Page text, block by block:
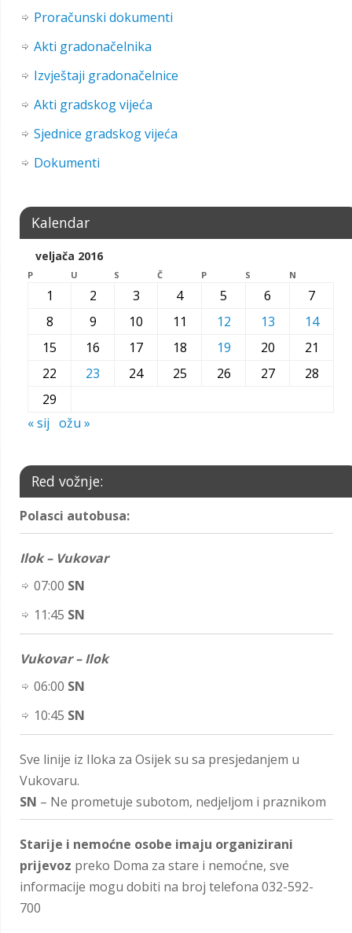
Proračunski dokumenti
Akti gradonačelnika
Izvještaji gradonačelnice
Akti gradskog vijeća
Sjednice gradskog vijeća
Dokumenti
Kalendar
veljača 2016
P U S Č P S N
1 2 3 4 5 6
7
8
9 10 11 12 13
14
15
16 17 18 19 20
21
22
23 24 25 26 27
28
29
« sij ožu »
Red vožnje:
Polasci autobusa:
Ilok – Vukovar
07:00 SN
11:45 SN
Vukovar – Ilok
06:00 SN
10:45 SN
Sve linije iz Iloka za Osijek su sa presjedanjem u
Vukovaru.
SN – Ne prometuje subotom, nedjeljom i praznikom
Starije i nemoćne osobe imaju organizirani
prijevoz preko Doma za stare i nemoćne, sve
informacije mogu dobiti na broj telefona 032-592-
700